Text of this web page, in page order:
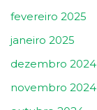
fevereiro 2025
janeiro 2025
dezembro 2024
novembro 2024